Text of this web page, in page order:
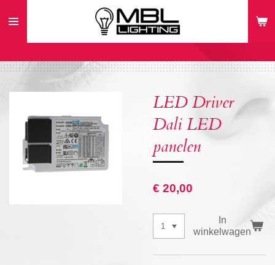
direct
hoofdinhoud
LED Driver
Dali LED
panelen
€ 20,00
In
winkelwagen